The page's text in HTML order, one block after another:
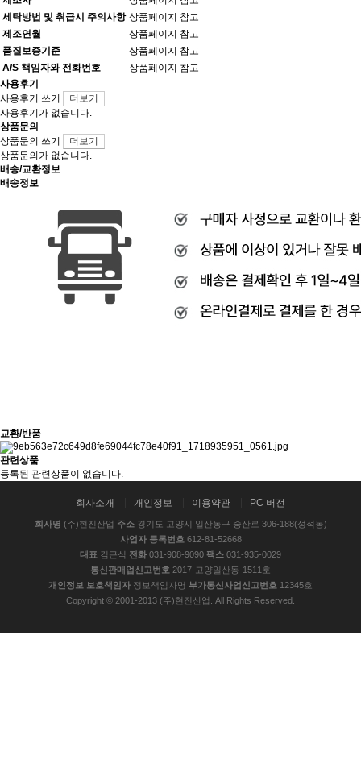
세탁방법 및 취급시 주의사항 상품페이지 참고
제조연월
상품페이지 참고
품질보증기준
상품페이지 참고
A/S 책임자와 전화번호
상품페이지 참고
사용후기
사용후기 쓰기
더보기
사용후기가 없습니다.
상품문의
상품문의 쓰기
더보기
상품문의가 없습니다.
배송/교환정보
배송정보
교환/반품
관련상품
등록된 관련상품이 없습니다.
회사소개 개인정보 이용약관 PC 버전
회사명 (주)현진산업 주소경기도 고양시 일산동구 중산로 306-188(성석동)
사업자 등록번호 612-81-52668
대표 김근식 전화 031-908-9090 팩스 031-935-0029
통신판매업신고번호 2017-고양일산동-1511호
개인정보 보호책임자 정보책임자명 부가통신사업신고번호 12345호
Copyright © 2001-2013 (주)현진산업. All Rights Reserved.